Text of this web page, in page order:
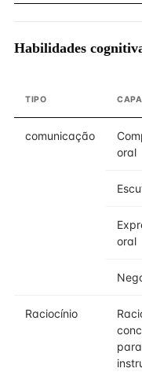
Habilidades
TIPO
comunicação
oral
oral
Raciocínio